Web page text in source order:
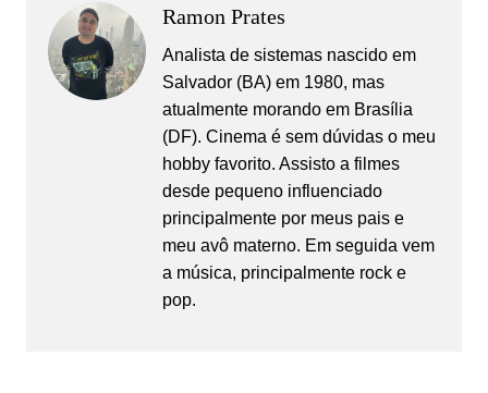
Ramon Prates
Analista de sistemas nascido em
Salvador (BA) em 1980, mas
atualmente morando em Brasília
(DF). Cinema é sem dúvidas o meu
hobby favorito. Assisto a filmes
desde pequeno influenciado
principalmente por meus pais e
meu avô materno. Em seguida vem
a música, principalmente rock e
pop.